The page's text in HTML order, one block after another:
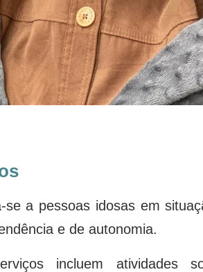
se a pessoas idosas em
e de autonomia.
incluem atividades